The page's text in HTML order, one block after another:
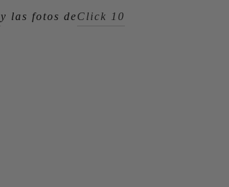
y las fotos deClick 10